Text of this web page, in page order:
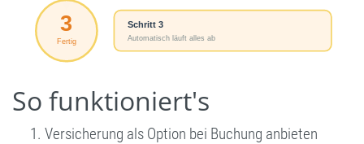
So funktioniert's
Versicherung als Option bei Buchung anbieten